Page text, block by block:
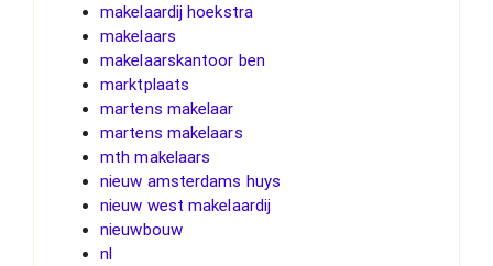
makelaardij hoekstra
makelaars
makelaarskantoor ben
marktplaats
martens makelaar
martens makelaars
mth makelaars
nieuw amsterdams huys
nieuw west makelaardij
nieuwbouw
nl